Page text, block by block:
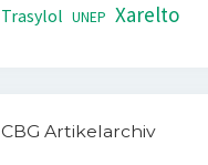
Trasylol UNEP Xarelto
CBG Artikelarchiv